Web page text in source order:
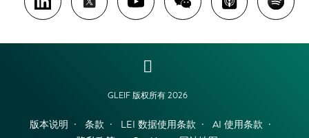
GLEIF 版权所有 2026
版本说明 条款 LEI 数据使用条款
AI 使用条款